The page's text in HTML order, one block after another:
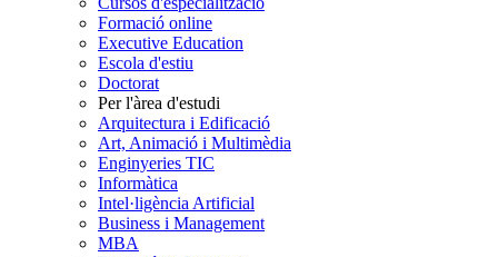
Formació online
Executive Education
Escola d'estiu
Doctorat
Per l'àrea d'estudi
Arquitectura i Edificació
Art, Animació i Multimèdia
Enginyeries TIC
Informàtica
Intel·ligència Artificial
Business i Management
MBA